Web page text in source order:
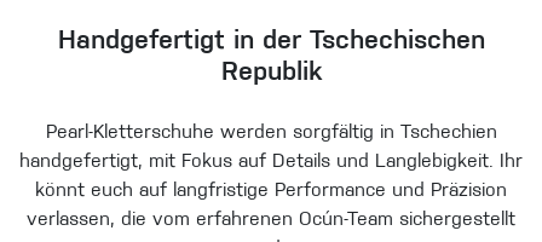
Handgefertigt in der Tschechischen
Republik
Pearl-Kletterschuhe werden sorgfältig in Tschechien
handgefertigt, mit Fokus auf Details und Langlebigkeit. Ihr
könnt euch auf langfristige Performance und Präzision
verlassen, die vom erfahrenen Ocún-Team sichergestellt